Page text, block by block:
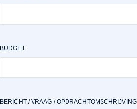
BUDGET
BERICHT / VRAAG / OPDRACHTOMSCHRIJVING